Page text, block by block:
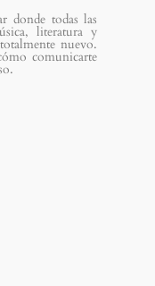
donde todas las
literatura y
nuevo.
comunicarte